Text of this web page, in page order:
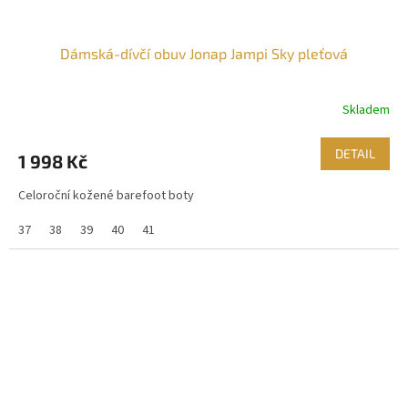
Dámská-dívčí obuv Jonap Jampi Sky pleťová
Skladem
1 998 Kč DETAIL
Celoroční kožené barefoot boty
37
38 39 40 41